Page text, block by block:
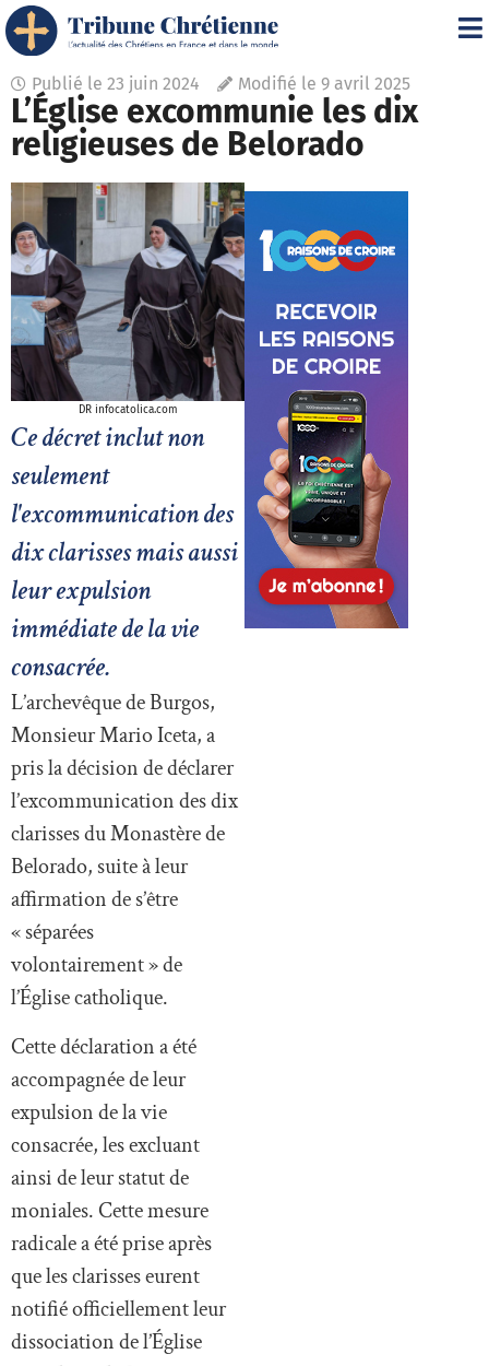
Publié le 23 juin 2024 Modifié le 9 avril 2025
L’Église excommunie les dix
religieuses de Belorado
DR infocatolica.com
Ce décret inclut non
seulement
l'excommunication des
dix clarisses mais aussi
leur expulsion
immédiate de la vie
consacrée.
L’archevêque de Burgos,
Monsieur Mario Iceta, a
pris la décision de déclarer
l’excommunication des dix
clarisses du Monastère de
Belorado, suite à leur
affirmation de s’être
« séparées
volontairement » de
l’Église catholique.
Cette déclaration a été
accompagnée de leur
expulsion de la vie
consacrée, les excluant
ainsi de leur statut de
moniales. Cette mesure
radicale a été prise après
que les clarisses eurent
notifié officiellement leur
dissociation de l’Église